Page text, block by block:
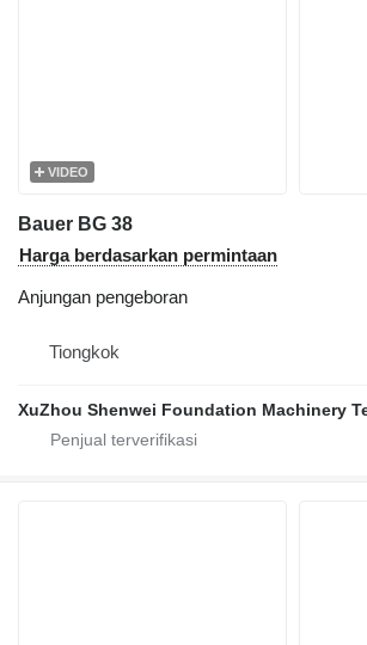
VIDEO
Bauer BG 38
Harga berdasarkan permintaan
Anjungan pengeboran
Tiongkok